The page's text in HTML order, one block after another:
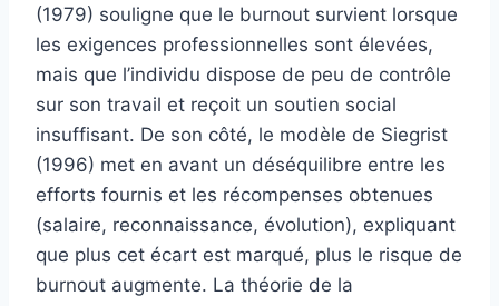
(1979) souligne que le burnout survient lorsque
les exigences professionnelles sont élevées,
mais que l’individu dispose de peu de contrôle
sur son travail et reçoit un soutien social
insuffisant. De son côté, le modèle de Siegrist
(1996) met en avant un déséquilibre entre les
efforts fournis et les récompenses obtenues
(salaire, reconnaissance, évolution), expliquant
que plus cet écart est marqué, plus le risque de
burnout augmente. La théorie de la